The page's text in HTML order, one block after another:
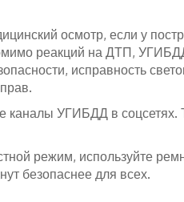
осмотр, если у
реакций на ДТП,
исправность
каналы УГИБДД в
режим, используйте
безопаснее для всех.